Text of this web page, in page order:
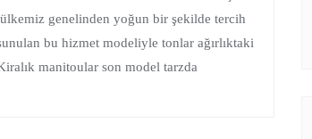
genelinden yoğun bir şekilde tercih
bu hizmet modeliyle tonlar ağırlıktaki
manitoular son model tarzda